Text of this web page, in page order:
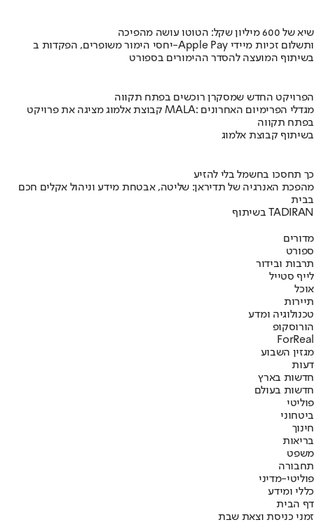
שיא של 600 מיליון שקל: הטוטו עושה מהפיכה
יחסי הימור משופרים, הפקדות ב-Apple Pay ותשלום זכיות מיידי
בשיתוף המועצה להסדר ההימורים בספורט
הפרויקט החדש שמסקרן רוכשים בפתח תקווה
קבוצת אלמוג מציגה את פרויקט MALA: מגדלי הפרימיום האחרונים
בפתח תקווה
בשיתוף קבוצת אלמוג
כך תחסכו בחשמל בלי להזיע
מהפכת האנרגיה של תדיראן: שליטה, אבטחת מידע וניהול אקלים חכם
בבית
בשיתוף TADIRAN
מדורים
ספורט
תרבות ובידור
לייף סטייל
אוכל
תיירות
טכנולוגיה ומדע
הורוסקופ
ForReal
מגזין השבוע
דעות
חדשות בארץ
חדשות בעולם
פוליטי
ביטחוני
חינוך
בריאות
משפט
תחבורה
פוליטי-מדיני
כללי ומידע
דף הבית
זמני כניסת וצאת שבת